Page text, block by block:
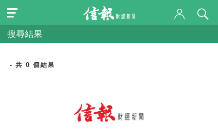
搜尋結果
- 共 0 個結果